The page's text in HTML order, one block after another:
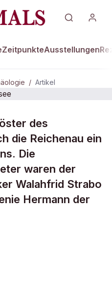
ZeitpunkteAusstellungen
/ Artikel
Bodensee
des
die Reichenau ein
Die
waren der
Walahfrid Strabo
Hermann der